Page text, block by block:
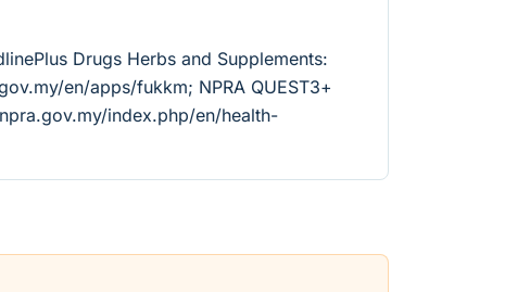
Drugs Herbs and Supplements:
en/apps/fukkm; NPRA QUEST3+
index.php/en/health-